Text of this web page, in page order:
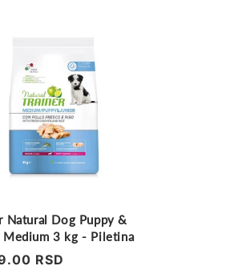
Natural Dog Puppy &
Medium 3 kg - Piletina
RSD